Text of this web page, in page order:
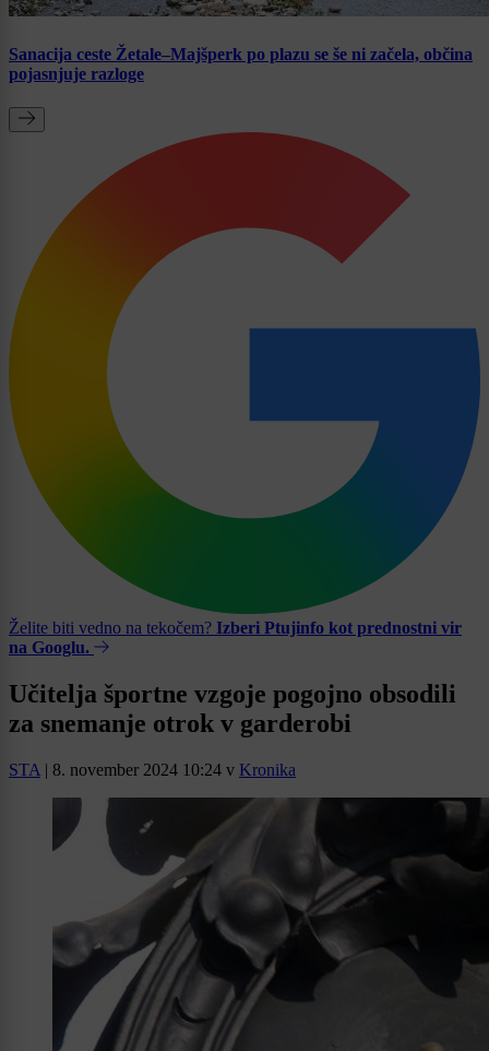
Sanacija ceste Žetale–Majšperk po plazu se še ni začela, občina
pojasnjuje razloge
Želite biti vedno na tekočem? Izberi Ptujinfo kot prednostni vir
na Googlu.
Učitelja športne vzgoje pogojno obsodili
za snemanje otrok v garderobi
STA | 8. november 2024 10:24 v Kronika